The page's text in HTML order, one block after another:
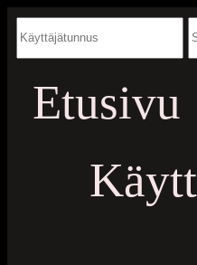
Etusivu